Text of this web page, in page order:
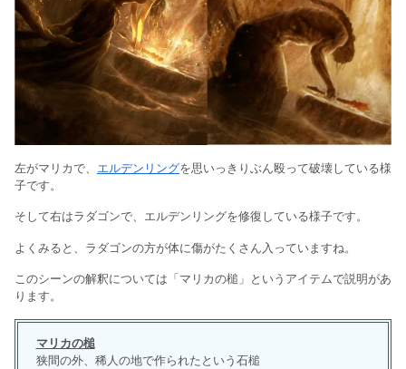
左がマリカで、 エルデンリングを思いっきりぶん殴って破壊している様
子です。
そして右はラダゴンで、エルデンリングを修復している様子です。
よくみると、ラダゴンの方が体に傷がたくさん入っていますね。
このシーンの解釈については「マリカの槌」というアイテムで説明があ
ります。
マリカの槌
狭間の外、稀人の地で作られたという石槌